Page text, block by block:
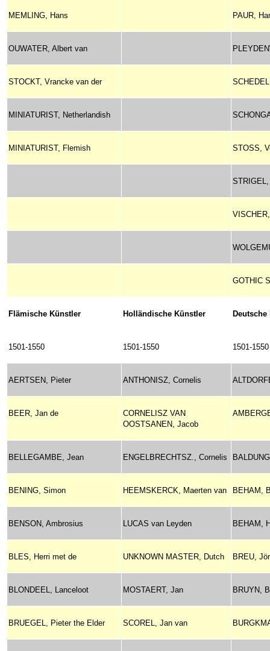
MEMLING, Hans PAUR,
OUWATER, Albert van
STOCKT, Vrancke van der
MINIATURIST, Netherlandish
MINIATURIST, Flemish STOSS,
GOTHIC
Flämische Künstler Holländische Künstler
1501-1550 1501-1550 1501-1550
AERTSEN, Pieter ANTHONISZ, Cornelis
BEER, Jan de
CORNELISZ VAN
OOSTSANEN, Jacob
BELLEGAMBE, Jean ENGELBRECHTSZ., Cornelis
BENING, Simon HEEMSKERCK, Maerten van BEHAM,
BENSON, Ambrosius LUCAS van Leyden BEHAM,
BLES, Herri met de UNKNOWN MASTER, Dutch BREU,
BLONDEEL, Lanceloot MOSTAERT, Jan BRUYN,
BRUEGEL, Pieter the Elder SCOREL, Jan van